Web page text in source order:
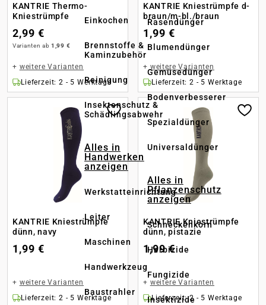
Einkochen
Brennstoffe &
Kaminzubehör
Reinigung
Insektenschutz &
Schädlingsabwehr
Alles in
Handwerken
anzeigen
Werkstatteinrichtung
Leiter
Maschinen
Handwerkzeug
Baustrahler
Rasendünger
Blumendünger
Gemüsedünger
Bodenverbesserer
Spezialdünger
Universaldünger
Alles in
Pflanzenschutz
anzeigen
Schneckenkorn
Herbizide
Fungizide
Insektizide
KANTRIE Thermo-
Kniestrümpfe
2,99 €
Varianten ab 1,99 €
+ weitere Varianten
Lieferzeit: 2 - 5 Werktage
KANTRIE Kniestrümpfe d-
braun/m-bl./braun
1,99 €
+ weitere Varianten
Lieferzeit: 2 - 5 Werktage
KANTRIE Kniestrümpfe
dünn, navy
1,99 €
+ weitere Varianten
Lieferzeit: 2 - 5 Werktage
KANTRIE Kniestrümpfe
dünn, pistazie
1,99 €
+ weitere Varianten
Lieferzeit: 2 - 5 Werktage